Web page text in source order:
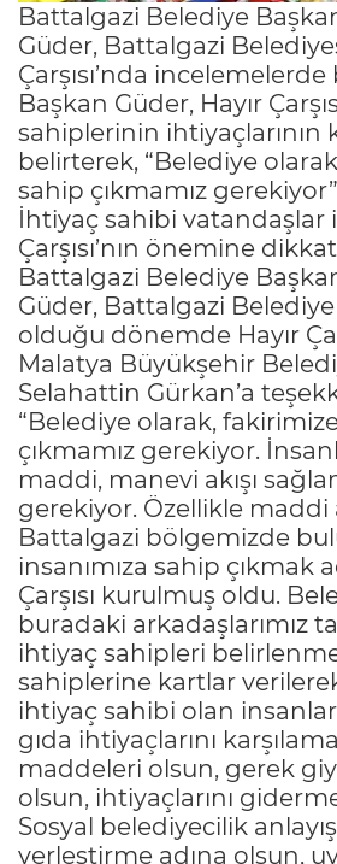
Battalgazi Belediye
Güder, Battalgazi
Çarşısı’nda
Başkan Güder, Hayır
sahiplerinin ihtiyaçlarının
belirterek, “Belediye
sahip çıkmamız
İhtiyaç sahibi vatandaşlar
Çarşısı’nın önemine
Battalgazi Belediye
Güder, Battalgazi Belediye
olduğu dönemde Hayır
Malatya Büyükşehir
Selahattin Gürkan’a
“Belediye olarak,
çıkmamız gerekiyor.
maddi, manevi akışı
gerekiyor. Özellikle maddi
Battalgazi bölgemizde
insanımıza sahip çıkmak
Çarşısı kurulmuş oldu.
buradaki arkadaşlarımız
ihtiyaç sahipleri
sahiplerine kartlar
ihtiyaç sahibi olan
gıda ihtiyaçlarını
maddeleri olsun, gerek
olsun, ihtiyaçlarını
Sosyal belediyecilik
yerleştirme adına olsun,